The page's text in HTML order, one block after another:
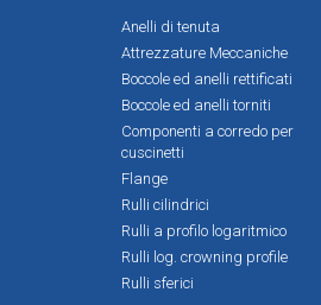
Anelli di tenuta
Attrezzature Meccaniche
Boccole ed anelli rettificati
Boccole ed anelli torniti
Componenti a corredo per
cuscinetti
Flange
Rulli cilindrici
Rulli a profilo logaritmico
Rulli log. crowning profile
Rulli sferici